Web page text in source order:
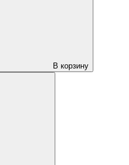
В корзину